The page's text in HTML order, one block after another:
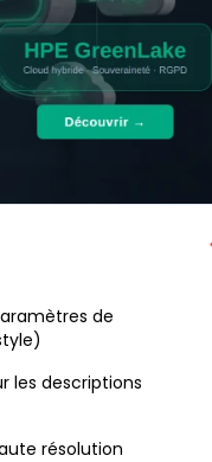
de
les descriptions
résolution